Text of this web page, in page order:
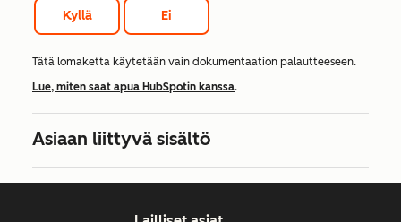
Kyllä Ei
Tätä lomaketta käytetään vain dokumentaation palautteeseen.
Lue, miten saat apua HubSpotin kanssa.
Asiaan liittyvä sisältö